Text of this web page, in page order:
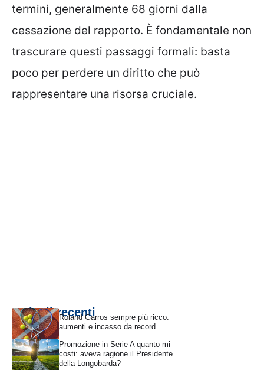
termini, generalmente 68 giorni dalla
cessazione del rapporto. È fondamentale non
trascurare questi passaggi formali: basta
poco per perdere un diritto che può
rappresentare una risorsa cruciale.
Articoli recentiRoland Garros sempre più ricco:
aumenti e incasso da record
Promozione in Serie A quanto mi
costi: aveva ragione il Presidente
della Longobarda?